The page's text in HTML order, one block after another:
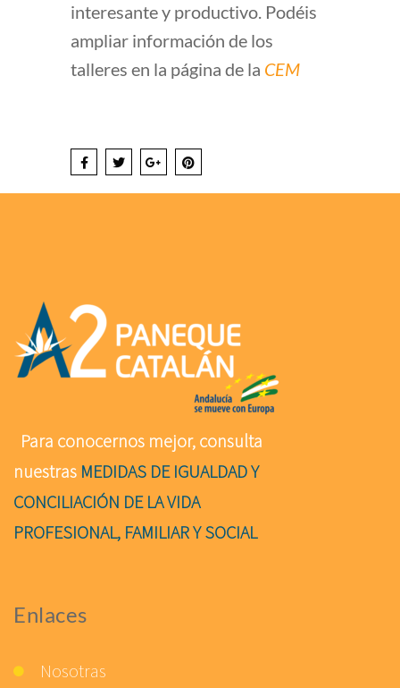
interesante y productivo. Podéis
ampliar información de los
talleres en la página de la CEM
Para conocernos mejor, consulta
nuestras MEDIDAS DE IGUALDAD Y
CONCILIACIÓN DE LA VIDA
PROFESIONAL, FAMILIAR Y SOCIAL
Enlaces
Nosotras